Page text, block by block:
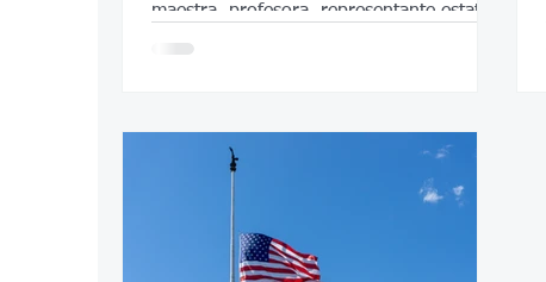
maestra, profesora, representante estatal